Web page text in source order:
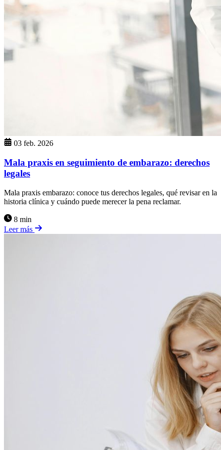
03 feb. 2026
Mala praxis en seguimiento de embarazo: derechos
legales
Mala praxis embarazo: conoce tus derechos legales, qué revisar en la
historia clínica y cuándo puede merecer la pena reclamar.
8 min
Leer más